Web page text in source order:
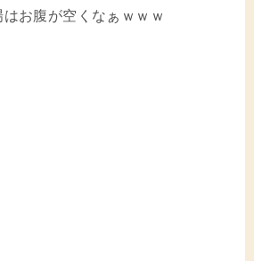
お腹が空くなぁｗｗｗ